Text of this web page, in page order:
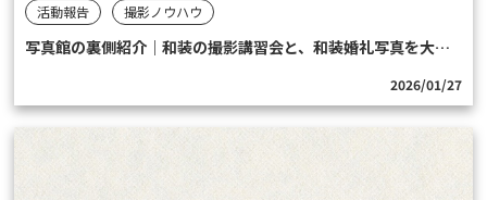
活動報告 撮影ノウハウ
写真館の裏側紹介｜和装の撮影講習会と、和装婚礼写真を大切にする理由
2026/01/27